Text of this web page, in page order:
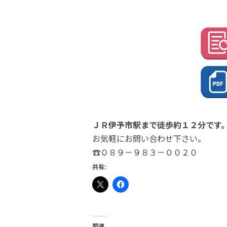
ＪＲ伊予市駅まで徒歩約１２分です
お気軽にお問い合わせ下さい。
☎０８９－９８３－００２０
共有: